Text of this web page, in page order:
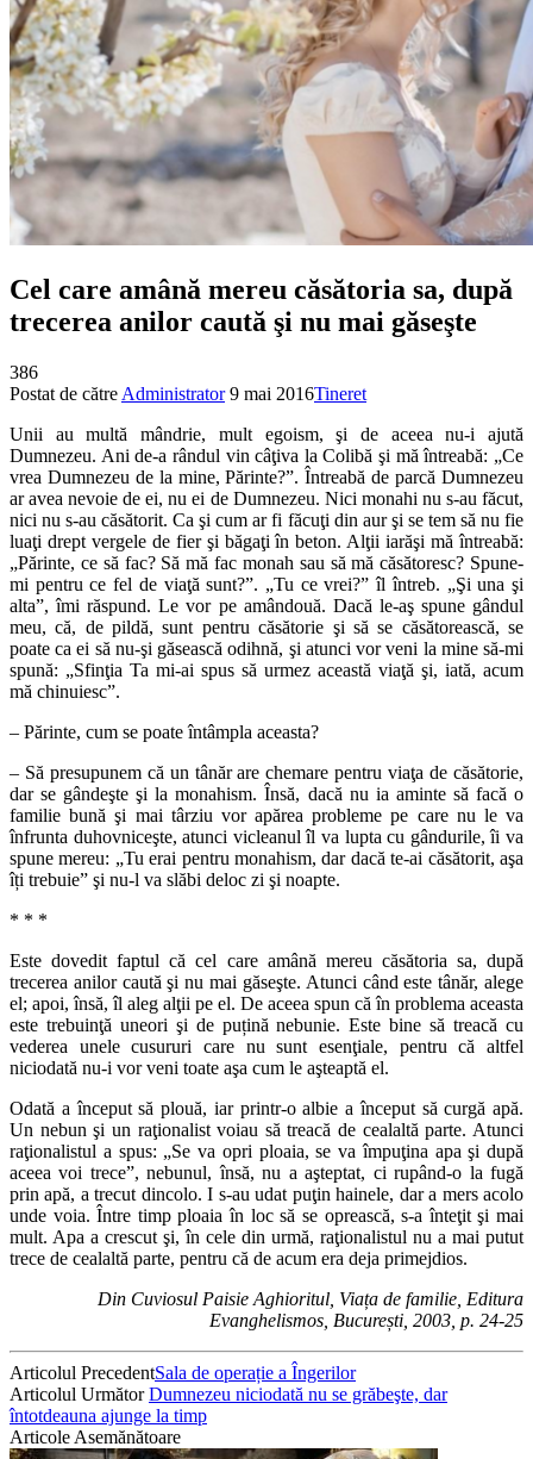
Cel care amână mereu căsătoria sa, după
trecerea anilor caută şi nu mai găseşte
386
Postat de către Administrator 9 mai 2016Tineret
Unii au multă mândrie, mult egoism, şi de aceea nu-i ajută
Dumnezeu. Ani de-a rândul vin câţiva la Colibă şi mă întreabă: „Ce
vrea Dumnezeu de la mine, Părinte?”. Întreabă de parcă Dumnezeu
ar avea nevoie de ei, nu ei de Dumnezeu. Nici monahi nu s-au făcut,
nici nu s-au căsătorit. Ca şi cum ar fi făcuţi din aur şi se tem să nu fie
luaţi drept vergele de fier şi băgaţi în beton. Alţii iarăşi mă întreabă:
„Părinte, ce să fac? Să mă fac monah sau să mă căsătoresc? Spune-
mi pentru ce fel de viaţă sunt?”. „Tu ce vrei?” îl întreb. „Şi una şi
alta”, îmi răspund. Le vor pe amândouă. Dacă le-aş spune gândul
meu, că, de pildă, sunt pentru căsătorie şi să se căsătorească, se
poate ca ei să nu-şi găsească odihnă, şi atunci vor veni la mine să-mi
spună: „Sfinţia Ta mi-ai spus să urmez această viaţă şi, iată, acum
mă chinuiesc”.
– Părinte, cum se poate întâmpla aceasta?
– Să presupunem că un tânăr are chemare pentru viaţa de căsătorie,
dar se gândeşte şi la monahism. Însă, dacă nu ia aminte să facă o
familie bună şi mai târziu vor apărea probleme pe care nu le va
înfrunta duhovniceşte, atunci vicleanul îl va lupta cu gândurile, îi va
spune mereu: „Tu erai pentru monahism, dar dacă te-ai căsătorit, aşa
îți trebuie” şi nu-l va slăbi deloc zi şi noapte.
* * *
Este dovedit faptul că cel care amână mereu căsătoria sa, după
trecerea anilor caută şi nu mai găseşte. Atunci când este tânăr, alege
el; apoi, însă, îl aleg alţii pe el. De aceea spun că în problema aceasta
este trebuinţă uneori şi de puțină nebunie. Este bine să treacă cu
vederea unele cusururi care nu sunt esenţiale, pentru că altfel
niciodată nu-i vor veni toate aşa cum le aşteaptă el.
Odată a început să plouă, iar printr-o albie a început să curgă apă.
Un nebun şi un raţionalist voiau să treacă de cealaltă parte. Atunci
raţionalistul a spus: „Se va opri ploaia, se va împuţina apa şi după
aceea voi trece”, nebunul, însă, nu a aşteptat, ci rupând-o la fugă
prin apă, a trecut dincolo. I s-au udat puţin hainele, dar a mers acolo
unde voia. Între timp ploaia în loc să se oprească, s-a înteţit şi mai
mult. Apa a crescut şi, în cele din urmă, raţionalistul nu a mai putut
trece de cealaltă parte, pentru că de acum era deja primejdios.
Din Cuviosul Paisie Aghioritul, Viața de familie, Editura
Evanghelismos, București, 2003, p. 24-25
Articolul PrecedentSala de operație a Îngerilor
Articolul UrmătorDumnezeu niciodată nu se grăbeşte, dar
întotdeauna ajunge la timp
Articole Asemănătoare